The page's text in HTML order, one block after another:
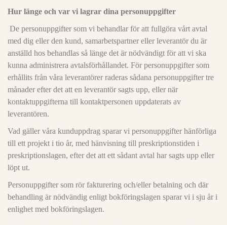
Hur länge och var vi lagrar dina personuppgifter
De personuppgifter som vi behandlar för att fullgöra vårt avtal
med dig eller den kund, samarbetspartner eller leverantör du är
anställd hos behandlas så länge det är nödvändigt för att vi ska
kunna administrera avtalsförhållandet. För personuppgifter som
erhållits från våra leverantörer raderas sådana personuppgifter tre
månader efter det att en leverantör sagts upp, eller när
kontaktuppgifterna till kontaktpersonen uppdaterats av
leverantören.
Vad gäller våra kunduppdrag sparar vi personuppgifter hänförliga
till ett projekt i tio år, med hänvisning till preskriptionstiden i
preskriptionslagen, efter det att ett sådant avtal har sagts upp eller
löpt ut.
Personuppgifter som rör fakturering och/eller betalning och där
behandling är nödvändig enligt bokföringslagen sparar vi i sju år i
enlighet med bokföringslagen.